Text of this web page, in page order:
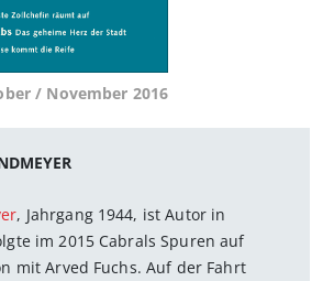
/ November 2016
, Jahrgang 1944, ist Autor in
im 2015 Cabrals Spuren auf
mit Arved Fuchs. Auf der Fahrt